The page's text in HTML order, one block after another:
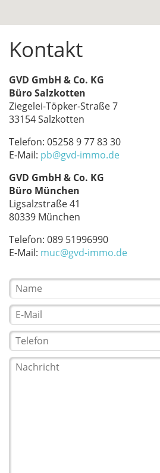
Kontakt
GVD GmbH & Co. KG
Büro Salzkotten
Ziegelei-Töpker-Straße 7
33154 Salzkotten
Telefon: 05258 9 77 83 30
E-Mail: pb@gvd-immo.de
GVD GmbH & Co. KG
Büro München
Ligsalzstraße 41
80339 München
Telefon: 089 51996990
E-Mail: muc@gvd-immo.de